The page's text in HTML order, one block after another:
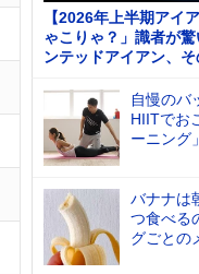
【2026年上半期アイ
ゃこりゃ？」識者が
ンテッドアイアン、
自慢のバ
HIITでお
ーニング」
バナナは
つ食べる
グごとの